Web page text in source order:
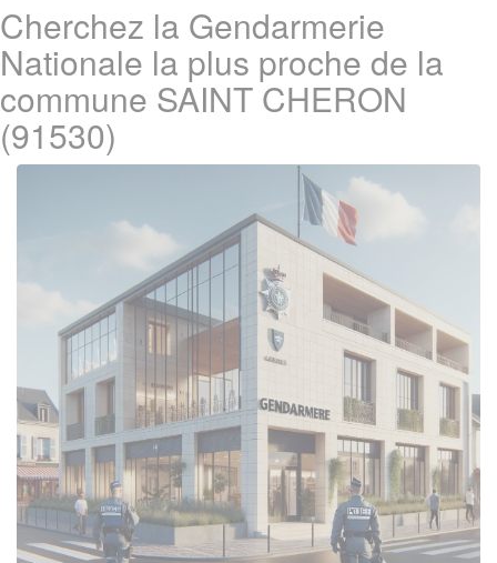
Cherchez la Gendarmerie
Nationale la plus proche de la
commune SAINT CHERON
(91530)